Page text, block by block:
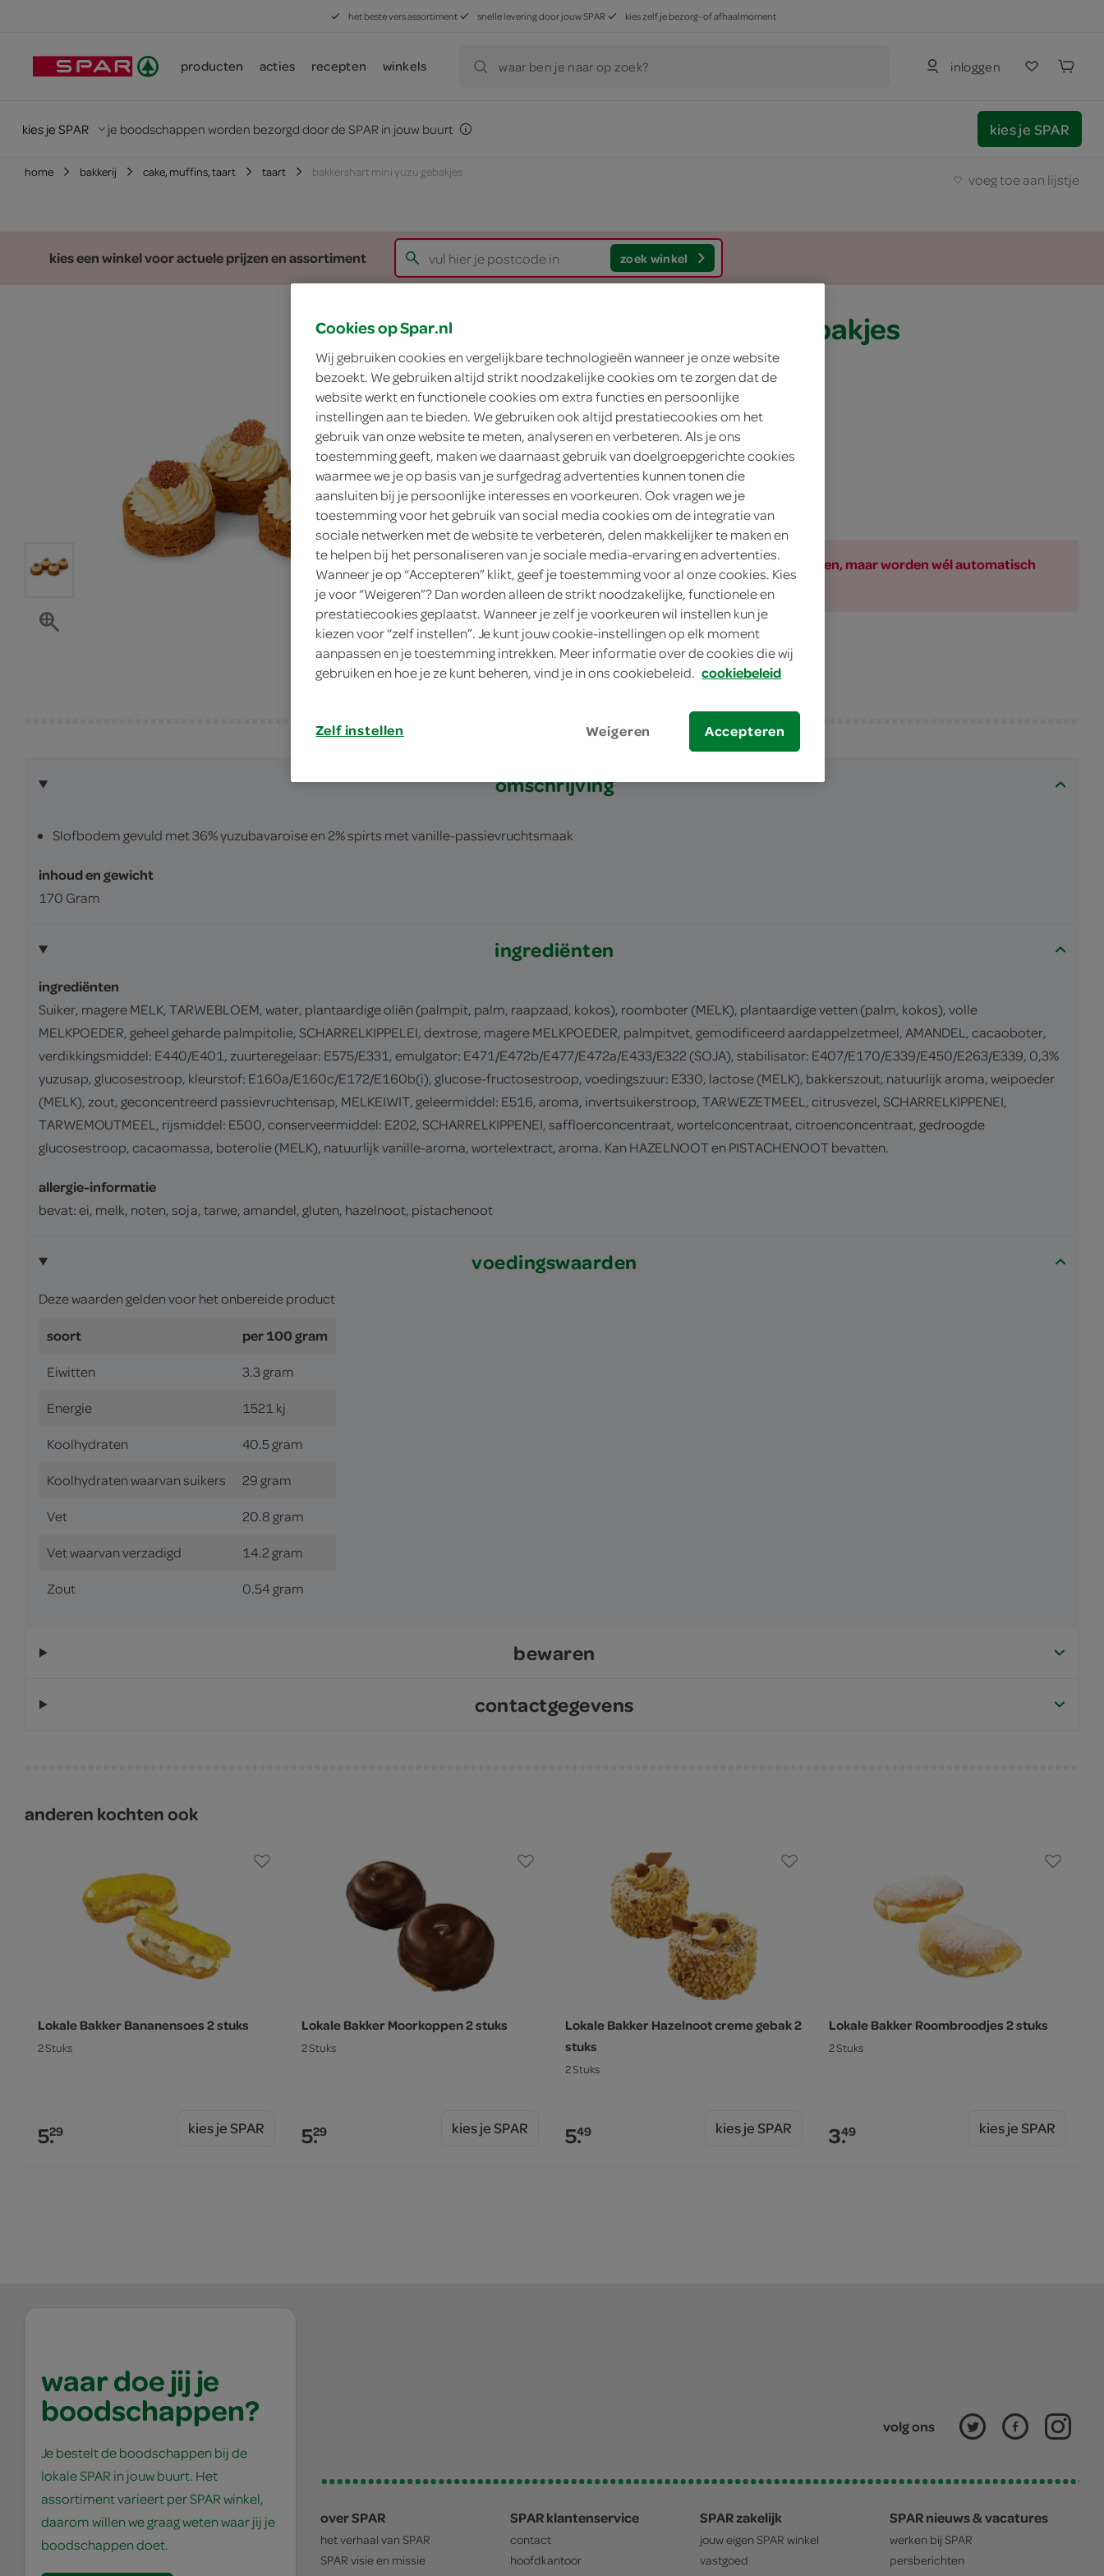
het beste vers assortiment snelle levering door jouw SPAR kies zelf je bezorg- of afhaalmoment
producten acties recepten winkels waar ben je naar op zoek? inloggen
kies je SPAR je boodschappen worden bezorgd door de SPAR in jouw buurt kies je SPAR
home bakkerij cake, muffins, taart taart bakkershart mini yuzu gebakjes voeg toe aan lijstje
kies een winkel voor actuele prijzen en assortiment zoek winkel
BakkersHart mini yuzu gebakjes
BakkersHart
4.
99
170 Gram
in winkelmand
Let op: aanbiedingen zijn niet zichtbaar bij de producten, maar worden wél automatisch
verwerkt in de winkelmand.
omschrijving
Slofbodem gevuld met 36% yuzubavaroise en 2% spirts met vanille-passievruchtsmaak
inhoud en gewicht
170 Gram
ingrediënten
ingrediënten
Suiker, magere MELK, TARWEBLOEM, water, plantaardige oliën (palmpit, palm, raapzaad, kokos), roomboter (MELK), plantaardige vetten (palm, kokos), volle
MELKPOEDER, geheel geharde palmpitolie, SCHARRELKIPPELEI, dextrose, magere MELKPOEDER, palmpitvet, gemodificeerd aardappelzetmeel, AMANDEL, cacaoboter,
verdikkingsmiddel: E440/E401, zuurteregelaar: E575/E331, emulgator: E471/E472b/E477/E472a/E433/E322 (SOJA), stabilisator: E407/E170/E339/E450/E263/E339, 0,3%
yuzusap, glucosestroop, kleurstof: E160a/E160c/E172/E160b(i), glucose-fructosestroop, voedingszuur: E330, lactose (MELK), bakkerszout, natuurlijk aroma, weipoeder
(MELK), zout, geconcentreerd passievruchtensap, MELKEIWIT, geleermiddel: E516, aroma, invertsuikerstroop, TARWEZETMEEL, citrusvezel, SCHARRELKIPPENEI,
TARWEMOUTMEEL, rijsmiddel: E500, conserveermiddel: E202, SCHARRELKIPPENEI, saffloerconcentraat, wortelconcentraat, citroenconcentraat, gedroogde
glucosestroop, cacaomassa, boterolie (MELK), natuurlijk vanille-aroma, wortelextract, aroma. Kan HAZELNOOT en PISTACHENOOT bevatten.
allergie-informatie
bevat: ei, melk, noten, soja, tarwe, amandel, gluten, hazelnoot, pistachenoot
voedingswaarden
Deze waarden gelden voor het onbereide product
soort per 100 gram
Eiwitten 3.3 gram
Energie 1521 kj
Koolhydraten 40.5 gram
Koolhydraten waarvan suikers 29 gram
Vet 20.8 gram
Vet waarvan verzadigd 14.2 gram
Zout 0.54 gram
bewaren
contactgegevens
anderen kochten ook
Lokale Bakker Bananensoes 2 stuks
2 Stuks
5.29 kies je SPAR
Lokale Bakker Moorkoppen 2 stuks
2 Stuks
5.29 kies je SPAR
Lokale Bakker Hazelnoot creme gebak 2
stuks
2 Stuks
5.49 kies je SPAR
Lokale Bakker Roombroodjes 2 stuks
2 Stuks
3.49 kies je SPAR
waar doe jij je
boodschappen?
Je bestelt de boodschappen bij de
lokale SPAR in jouw buurt. Het
assortiment varieert per SPAR winkel,
daarom willen we graag weten waar jij je
boodschappen doet.
volg ons
over SPAR
het verhaal van SPAR
SPAR visie en missie
SPAR klantenservice
contact
hoofdkantoor
SPAR zakelijk
jouw eigen SPAR winkel
vastgoed
SPAR nieuws & vacatures
werken bij SPAR
persberichten
Cookies op Spar.nl
Wij gebruiken cookies en vergelijkbare technologieën wanneer je onze website
bezoekt. We gebruiken altijd strikt noodzakelijke cookies om te zorgen dat de
website werkt en functionele cookies om extra functies en persoonlijke
instellingen aan te bieden. We gebruiken ook altijd prestatiecookies om het
gebruik van onze website te meten, analyseren en verbeteren. Als je ons
toestemming geeft, maken we daarnaast gebruik van doelgroepgerichte cookies
waarmee we je op basis van je surfgedrag advertenties kunnen tonen die
aansluiten bij je persoonlijke interesses en voorkeuren. Ook vragen we je
toestemming voor het gebruik van social media cookies om de integratie van
sociale netwerken met de website te verbeteren, delen makkelijker te maken en
te helpen bij het personaliseren van je sociale media-ervaring en advertenties.
Wanneer je op “Accepteren” klikt, geef je toestemming voor al onze cookies. Kies
je voor “Weigeren”? Dan worden alleen de strikt noodzakelijke, functionele en
prestatiecookies geplaatst. Wanneer je zelf je voorkeuren wil instellen kun je
kiezen voor “zelf instellen”. Je kunt jouw cookie-instellingen op elk moment
aanpassen en je toestemming intrekken. Meer informatie over de cookies die wij
gebruiken en hoe je ze kunt beheren, vind je in ons cookiebeleid. cookiebeleid
Zelf instellen Weigeren Accepteren